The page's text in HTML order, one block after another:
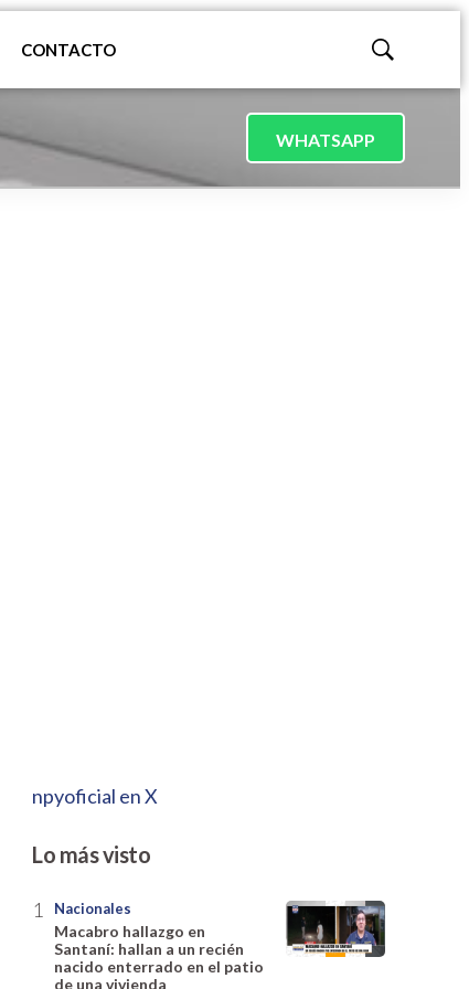
CONTACTO
Mostrar
WHATSAPP
npyoficial en X
Lo más visto
Nacionales
Macabro hallazgo en
Santaní: hallan a un recién
nacido enterrado en el patio
de una vivienda